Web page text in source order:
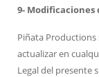
9- Modificaciones
Piñata Productions
actualizar en
Legal del presente